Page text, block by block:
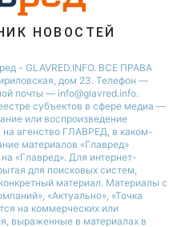
НОВОСТЕЙ
- GLAVRED.INFO. ВСЕ ПРАВА
дом 23. Телефон —
почты — info@glavred.info.
cубъектов в сфере медиа —
или воспроизведение
агенство ГЛАВРЕД, в каком-
материалов «Главред»
«Главред». Для интернет-
для поисковых систем,
материал. Материалы с
«Актуально», «Точка
на коммерческих или
выраженные в материалах в